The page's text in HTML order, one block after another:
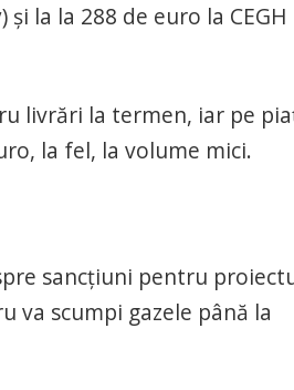
la la 288 de euro la CEGH
livrări la termen, iar pe
la fel, la volume mici.
sancțiuni pentru
va scumpi gazele până la